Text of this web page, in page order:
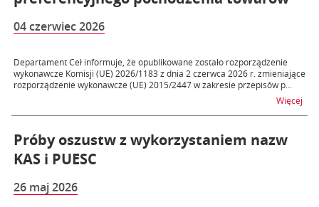
04 czerwiec 2026
Departament Ceł informuje, że opublikowane zostało rozporządzenie
wykonawcze Komisji (UE) 2026/1183 z dnia 2 czerwca 2026 r. zmieniające
rozporządzenie wykonawcze (UE) 2015/2447 w zakresie przepisów p...
Więcej
Próby oszustw z wykorzystaniem nazw
KAS i PUESC
26 maj 2026